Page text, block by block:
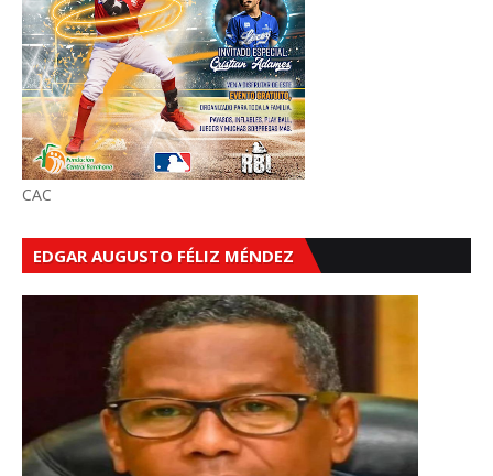
CAC
EDGAR AUGUSTO FÉLIZ MÉNDEZ